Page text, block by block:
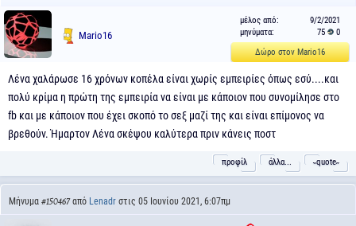
Mario16
μέλος από:
9/2/2021
μηνύματα:
75
0
Δώρο στον Mario16
Λένα χαλάρωσε 16 χρόνων κοπέλα είναι χωρίς εμπειρίες όπως εσύ....και
πολύ κρίμα η πρώτη της εμπειρία να είναι με κάποιον που συνομίλησε στο
fb και με κάποιον που έχει σκοπό το σεξ μαζί της και είναι επίμονος να
βρεθούν. Ήμαρτον Λένα σκέψου καλύτερα πριν κάνεις ποστ
προφίλ άλλα... ˵quote˶
Μήνυμα #150467από Lenadr στις 05 Ιουνίου 2021, 6:07πμ